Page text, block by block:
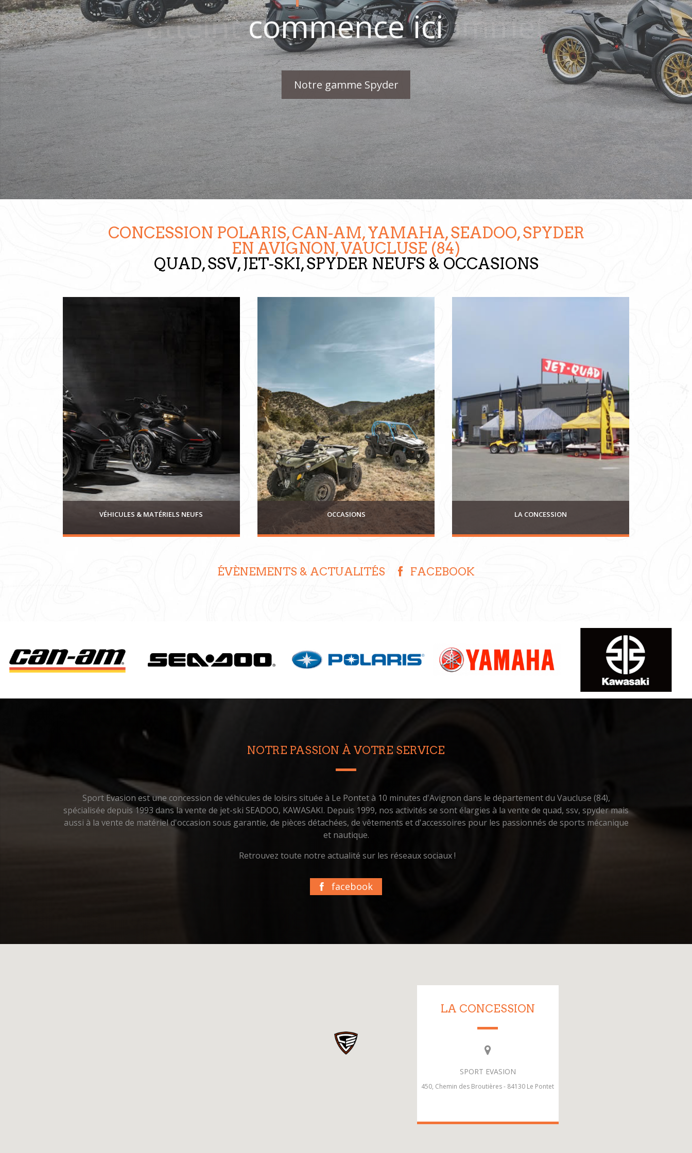
commence ici
Notre gamme Spyder
CONCESSION POLARIS, CAN-AM, YAMAHA, SEADOO, SPYDER
EN AVIGNON, VAUCLUSE (84)
QUAD, SSV, JET-SKI, SPYDER NEUFS & OCCASIONS
VÉHICULES & MATÉRIELS NEUFS
Quad
SSV
Jet-Ski
Spyder
Ryker
OCCASIONS
Retrouvez ici tous nos véhicules d’occasion
Quad
SSV
Jet-Ski
Spyder
Ryker
LA CONCESSION
ÉVÈNEMENTS & ACTUALITÉS FACEBOOK
NOTRE PASSION À VOTRE SERVICE
Sport Evasion est une concession de véhicules de loisirs située à Le Pontet à 10 minutes d'Avignon dans le département du Vaucluse (84),
spécialisée depuis 1993 dans la vente de jet-ski SEADOO, KAWASAKI. Depuis 1999, nos activités se sont élargies à la vente de quad, ssv, spyder mais
aussi à la vente de matériel d'occasion sous garantie, de pièces détachées, de vêtements et d'accessoires pour les passionnés de sports mécanique
et nautique.
Retrouvez toute notre actualité sur les réseaux sociaux !
facebook
LA CONCESSION
SPORT EVASION
450, Chemin des Broutières - 84130 Le Pontet